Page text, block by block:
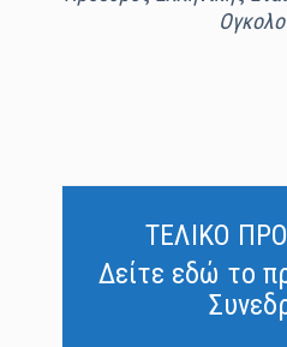
ΤΕΛΙΚΟ
Δείτε εδώ το